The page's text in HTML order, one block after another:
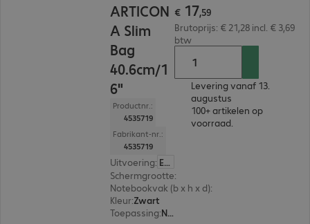
ARTICON
A Slim
Bag
40.6cm/1
6"
Productnr.:
4535719
Fabrikant-nr.:
4535719
Uitvoering: Europa
Schermgrootte:
Notebookvak (b x h x d):
Kleur:Zwart
Toepassing: Notebook, Tablet
€ 17,59
Brutoprijs: € 21,28 incl. € 3,69
btw
Levering vanaf 13.
augustus
100+ artikelen op
voorraad.